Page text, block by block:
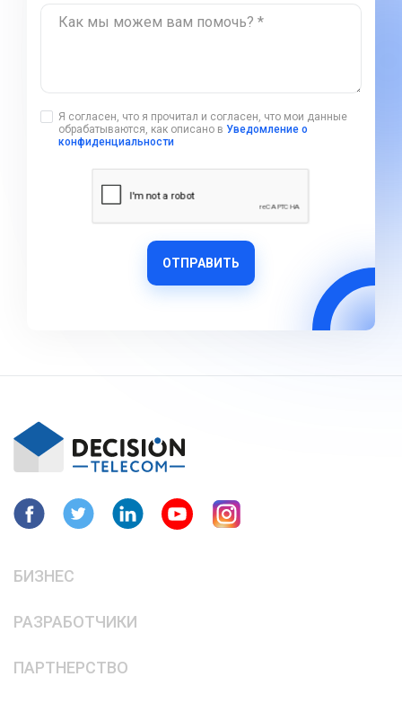
Как мы можем вам помочь? *
Я согласен, что я прочитал и согласен, что мои данные
обрабатываются, как описано в Уведомление о
конфиденциальности
ОТПРАВИТЬ
БИЗНЕС
РАЗРАБОТЧИКИ
ПАРТНЕРСТВО